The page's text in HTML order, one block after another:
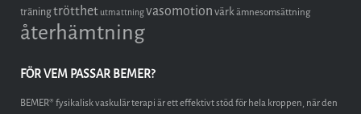
träningtrötthet utmattningvasomotionvärkämnesomsättning
återhämtning
FÖR VEM PASSAR BEMER?
BEMER® fysikalisk vaskulär terapi är ett effektivt stöd för hela kroppen, när den